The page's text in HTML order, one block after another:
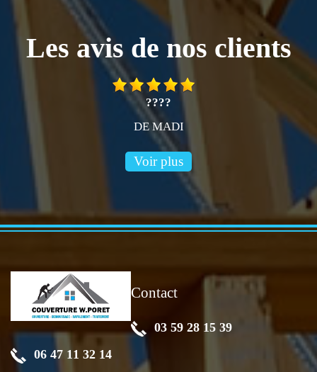
Les avis de nos clients
????
DE MADI
Voir plus
Contact
03 59 28 15 39
06 47 11 32 14